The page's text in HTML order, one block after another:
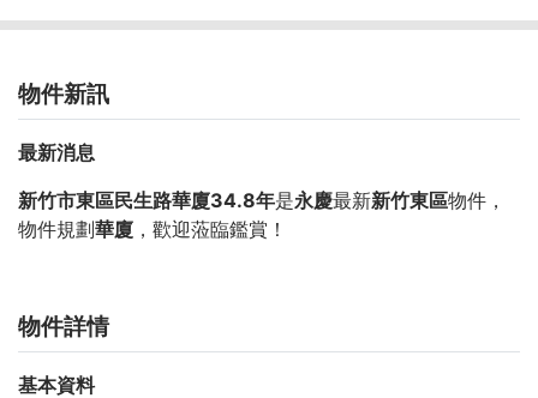
物件新訊
最新消息
新竹市東區民生路華廈34.8年是永慶最新新竹東區物件，
物件規劃華廈 ，歡迎蒞臨鑑賞！
物件詳情
基本資料